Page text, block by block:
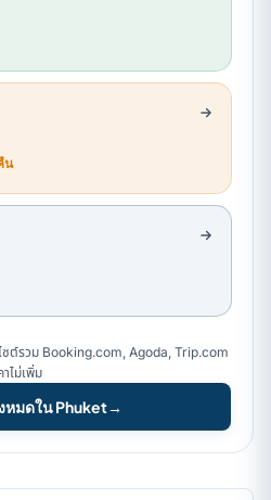
น
ซต์รวม Booking.com, Agoda, Trip.com
ไม่เพิ่ม
หมดใน Phuket→